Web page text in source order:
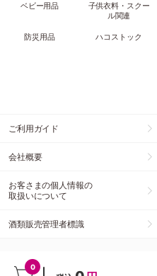
0
ベビー用品
子供衣料・スクー
ル関連
防災用品 ハコストック
ご利用ガイド
会社概要
お客さまの個人情報の
取扱いについて
酒類販売管理者標識
お客様の声をお聞かせくださ